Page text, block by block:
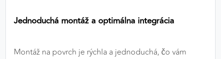
Jednoduchá montáž a optimálna integrácia
Montáž na povrch je rýchla a jednoduchá, čo vám